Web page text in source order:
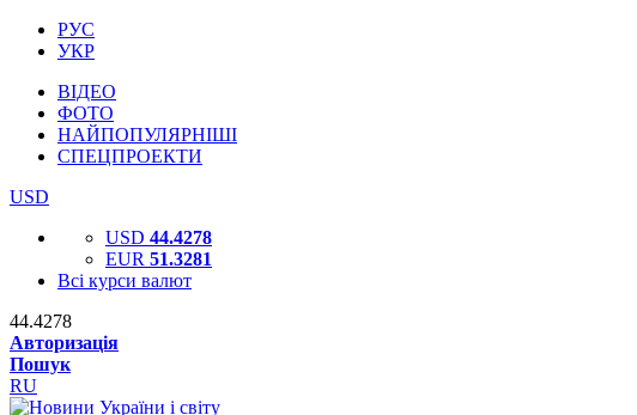
РУС
УКР
ВІДЕО
ФОТО
НАЙПОПУЛЯРНІШІ
СПЕЦПРОЕКТИ
USD
USD 44.4278
EUR 51.3281
Всі курси валют
44.4278
Авторизація
Пошук
RU